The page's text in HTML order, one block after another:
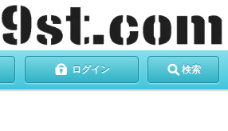
ログイン 検索